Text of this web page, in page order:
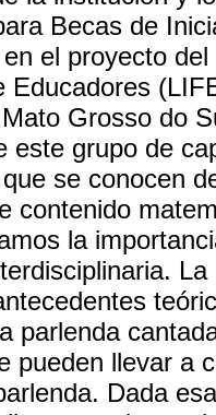
Becas de
el proyecto
Educadores
Grosso do
este grupo de
se conocen
contenido
la
parlenda
pueden llevar a
Dada